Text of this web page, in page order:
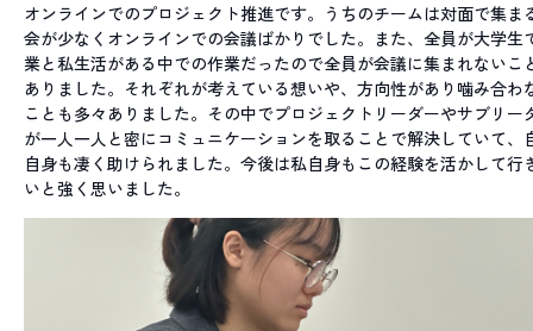
オンラインでのプロジェクト推進です。うちのチームは対面で集ま
会が少なくオンラインでの会議ばかりでした。また、全員が大学生
業と私生活がある中での作業だったので全員が会議に集まれないこ
ありました。それぞれが考えている想いや、方向性があり噛み合わ
ことも多々ありました。その中でプロジェクトリーダーやサブリー
が一人一人と密にコミュニケーションを取ることで解決していて、
自身も凄く助けられました。今後は私自身もこの経験を活かして行
いと強く思いました。